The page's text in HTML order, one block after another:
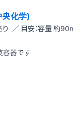
化学)
／ 目安：容量 約
容器です